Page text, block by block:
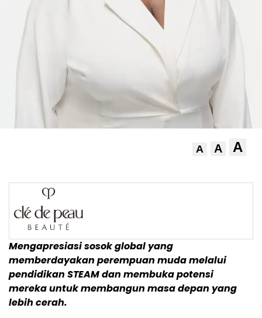
A A A
Mengapresiasi sosok global yang
memberdayakan perempuan muda melalui
pendidikan STEAM dan membuka potensi
mereka untuk membangun masa depan yang
lebih cerah.